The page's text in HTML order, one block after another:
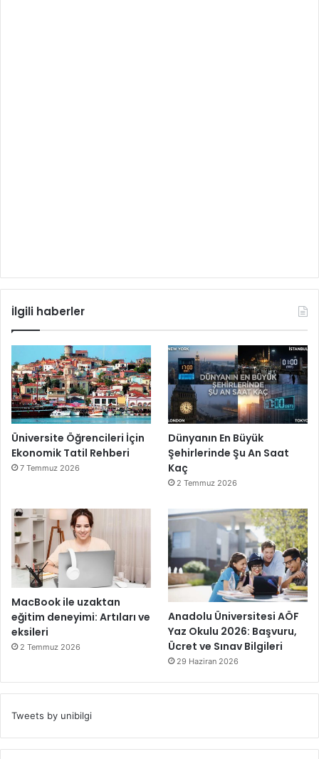
İlgili haberler
Üniversite Öğrencileri İçin
Ekonomik Tatil Rehberi
7 Temmuz 2026
Dünyanın En Büyük
Şehirlerinde Şu An Saat
Kaç
2 Temmuz 2026
MacBook ile uzaktan
eğitim deneyimi: Artıları ve
eksileri
2 Temmuz 2026
Anadolu Üniversitesi AÖF
Yaz Okulu 2026: Başvuru,
Ücret ve Sınav Bilgileri
29 Haziran 2026
Tweets by unibilgi